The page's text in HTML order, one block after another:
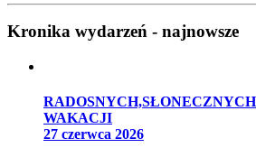
Kronika wydarzeń - najnowsze
RADOSNYCH,SŁONECZNYCH
WAKACJI
27 czerwca 2026